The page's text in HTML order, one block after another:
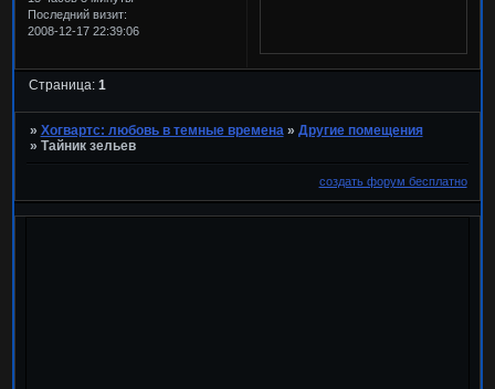
Последний визит:
2008-12-17 22:39:06
Страница: 1
» Хогвартс: любовь в темные времена » Другие помещения
» Тайник зельев
создать форум бесплатно